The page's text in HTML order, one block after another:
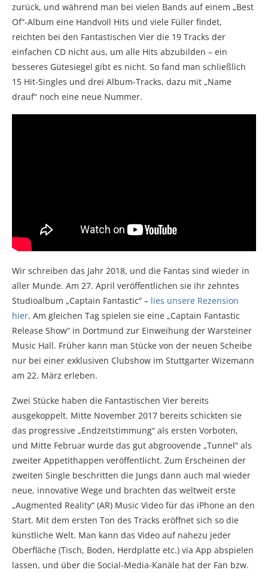
zurück, und während man bei vielen Bands auf einem „Best
Of“-Album eine Handvoll Hits und viele Füller findet,
reichten bei den Fantastischen Vier die 19 Tracks der
einfachen CD nicht aus, um alle Hits abzubilden – ein
besseres Gütesiegel gibt es nicht. So fand man schließlich
15 Hit-Singles und drei Album-Tracks, dazu mit „Name
drauf“ noch eine neue Nummer.
Wir schreiben das Jahr 2018, und die Fantas sind wieder in
aller Munde. Am 27. April veröffentlichen sie ihr zehntes
Studioalbum „Captain Fantastic“ – lies unsere Rezension
hier. Am gleichen Tag spielen sie eine „Captain Fantastic
Release Show“ in Dortmund zur Einweihung der Warsteiner
Music Hall. Früher kann man Stücke von der neuen Scheibe
nur bei einer exklusiven Clubshow im Stuttgarter Wizemann
am 22. März erleben.
Zwei Stücke haben die Fantastischen Vier bereits
ausgekoppelt. Mitte November 2017 bereits schickten sie
das progressive „Endzeitstimmung“ als ersten Vorboten,
und Mitte Februar wurde das gut abgroovende „Tunnel“ als
zweiter Appetithappen veröffentlicht. Zum Erscheinen der
zweiten Single beschritten die Jungs dann auch mal wieder
neue, innovative Wege und brachten das weltweit erste
„Augmented Reality“ (AR) Music Video für das iPhone an den
Start. Mit dem ersten Ton des Tracks eröffnet sich so die
künstliche Welt. Man kann das Video auf nahezu jeder
Oberfläche (Tisch, Boden, Herdplatte etc.) via App abspielen
lassen, und über die Social-Media-Kanäle hat der Fan bzw.